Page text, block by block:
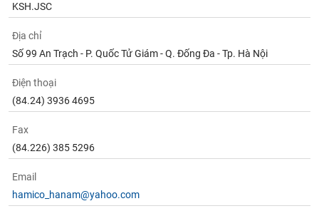
KSH.JSC
Địa chỉ
Số 99 An Trạch - P. Quốc Tử Giám - Q. Đống Đa - Tp. Hà Nội
Điện thoại
(84.24) 3936 4695
Fax
(84.226) 385 5296
Email
hamico_hanam@yahoo.com